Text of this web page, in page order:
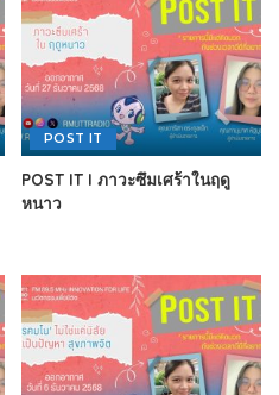
POST IT
POST IT I ภาวะซึมเศร้าในฤดู
หนาว